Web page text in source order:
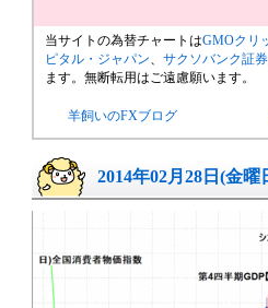
当サイトの為替チャートはGMOクリ
ピタル・ジャパン、 サクソバンク証券
ます。無断転用はご遠慮願います。
羊飼いのFXブログ
2014年02月28日(金曜